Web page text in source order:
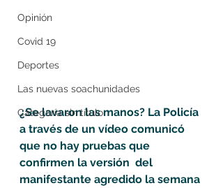
Opinión
Covid 19
Deportes
Las nuevas soachunidades
Categoría sin título
¿Se lavaron las manos? La Policía
a través de un vídeo comunicó
que no hay pruebas que
confirmen la versión  del
manifestante agredido la semana